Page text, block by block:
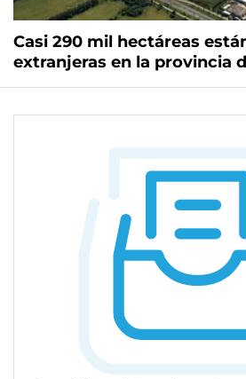
Casi 290 mil hectáreas
extranjeras en la provincia